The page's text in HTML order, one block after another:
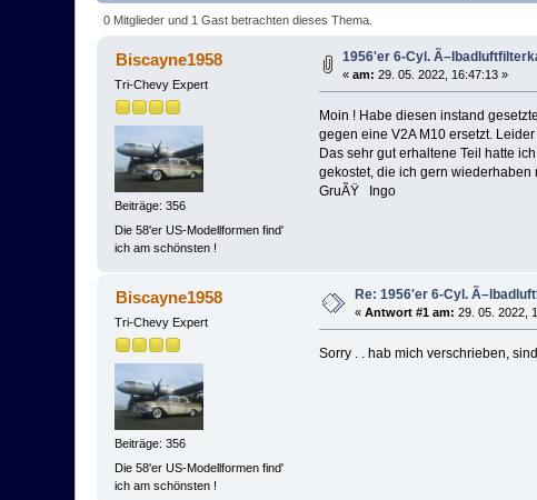
0 Mitglieder und 1 Gast betrachten dieses Thema.
Biscayne1958
Tri-Chevy Expert
Beiträge: 356
Die 58'er US-Modellformen find'
ich am schönsten !
1956'er 6-Cyl.
«am: 29. 05. 2022, 16:47:13 »
Moin ! Habe diesen instand
gegen eine V2A M10 ersetzt.
Das sehr gut erhaltene Teil hatte
gekostet, die ich gern wiederhaben
GruÃŸ Ingo
Biscayne1958
Tri-Chevy Expert
Beiträge: 356
Die 58'er US-Modellformen find'
ich am schönsten !
Re: 1956'er 6-Cyl.
«Antwort #1 am: 29. 05. 2022,
Sorry . . hab mich verschrieben,